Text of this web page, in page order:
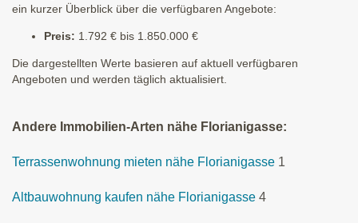
ein kurzer Überblick über die verfügbaren Angebote:
Preis: 1.792 € bis 1.850.000 €
Die dargestellten Werte basieren auf aktuell verfügbaren
Angeboten und werden täglich aktualisiert.
Andere Immobilien-Arten nähe Florianigasse:
Terrassenwohnung mieten nähe Florianigasse 1
Altbauwohnung kaufen nähe Florianigasse 4